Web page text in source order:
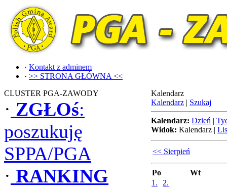
· Kontakt z adminem
· >> STRONA GŁÓWNA <<
CLUSTER PGA-ZAWODY
· ZGŁOś:
poszukuję
SPPA/PGA
· RANKING
Kalendarz
Kalendarz | Szukaj
Kalendarz: Dzień |
Widok: Kalendarz |
<< Sierpień
Po
Wt
1.
2.